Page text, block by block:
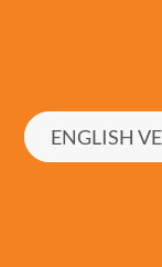
ENGLISH